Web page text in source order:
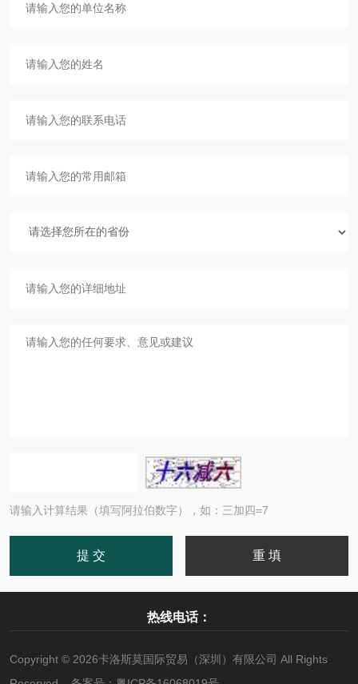
请输入计算结果（填写阿拉伯数字），如：三加四=7
热线电话：
Copyright © 2026卡洛斯莫国际贸易（深圳）有限公司 All Rights